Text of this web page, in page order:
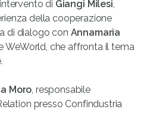
di Giangi Milesi,
della cooperazione
di dialogo con Annamaria
WeWorld, che affronta il tema
.
Moro, responsabile
presso Confindustria